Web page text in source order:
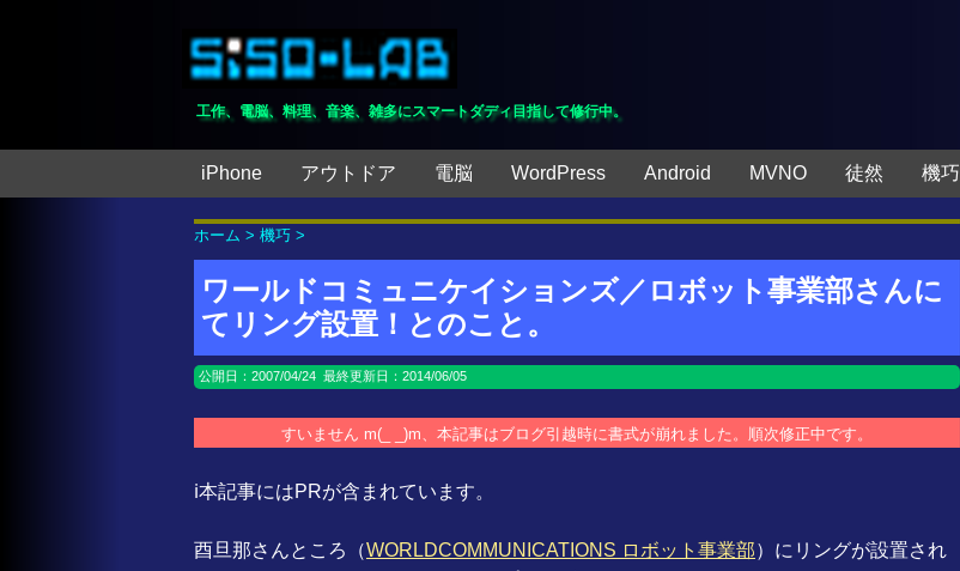
工作、電脳、料理、音楽、雑多にスマートダディ目指して修行中。
iPhone アウトドア 電脳 WordPress Android MVNO 徒然 機巧
ホーム > 機巧 >
ワールドコミュニケイションズ／ロボット事業部さんに
てリング設置！とのこと。
公開日： 2007/04/24 最終更新日：2014/06/05
すいません m(_ _)m、本記事はブログ引越時に書式が崩れました。順次修正中です。
ℹ️本記事にはPRが含まれています。
酉旦那さんところ（WORLDCOMMUNICATIONS ロボット事業部）にリングが設置され